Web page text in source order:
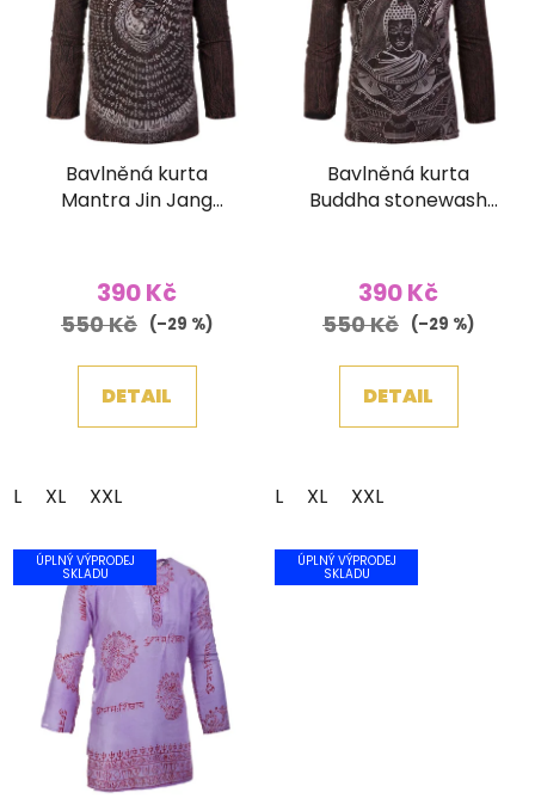
Bavlněná kurta
Mantra Jin Jang
390 Kč
550 Kč (–29 %)
DETAIL
L XL XXL
Bavlněná kurta
Buddha stonewash
390 Kč
550 Kč (–29 %)
DETAIL
L XL XXL
ÚPLNÝ VÝPRODEJ
SKLADU
ÚPLNÝ VÝPRODEJ
SKLADU